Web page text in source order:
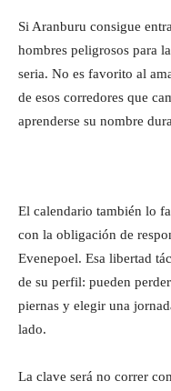
Si Aranburu consigue
hombres peligrosos para
seria. No es favorito al
de esos corredores que
aprenderse su nombre
El calendario también lo
con la obligación de
Evenepoel. Esa libertad
de su perfil: pueden
piernas y elegir una
lado.
La clave será no correr